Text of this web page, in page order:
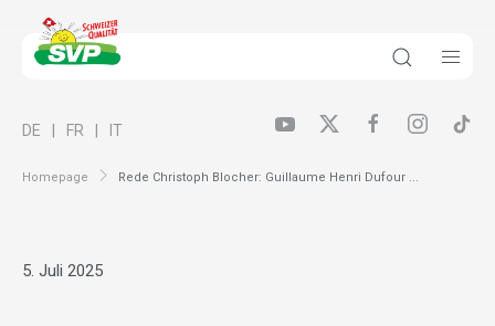
Homepage Rede Christoph Blocher: Guillaume Henri Dufour ...
DE FR IT
5. Juli 2025